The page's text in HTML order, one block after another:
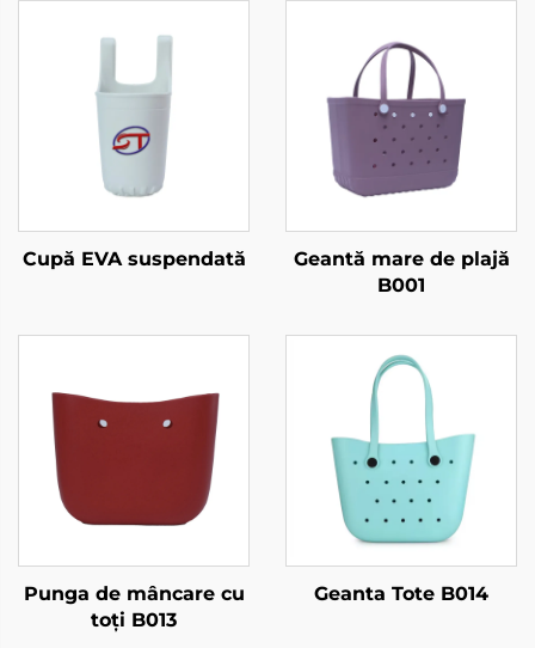
Cupă EVA suspendată
Geantă mare de plajă
B001
Punga de mâncare cu
toți B013
Geanta Tote B014